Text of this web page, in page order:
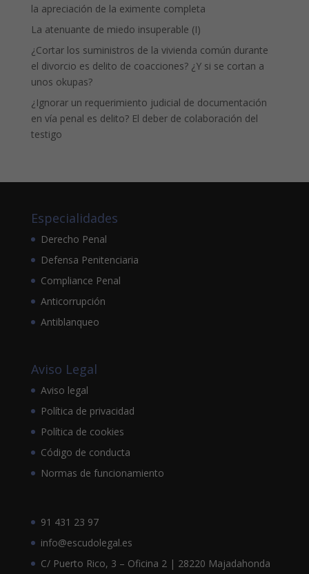
la apreciación de la eximente completa
La atenuante de miedo insuperable (I)
¿Cortar los suministros de la vivienda común durante
el divorcio es delito de coacciones? ¿Y si se cortan a
unos okupas?
¿Ignorar un requerimiento judicial de documentación
en vía penal es delito? El deber de colaboración del
testigo
Especialidades
Derecho Penal
Defensa Penitenciaria
Compliance Penal
Anticorrupción
Antiblanqueo
Aviso Legal
Aviso legal
Política de privacidad
Política de cookies
Código de conducta
Normas de funcionamiento
91 431 23 97
info@escudolegal.es
C/ Puerto Rico, 3 – Oficina 2 | 28220 Majadahonda